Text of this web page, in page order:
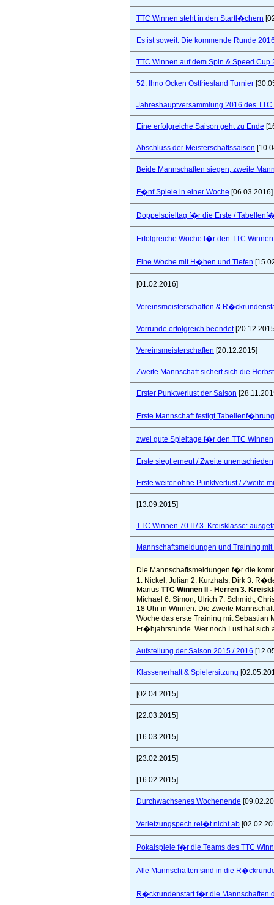
TTC Winnen steht in den Startl�chern
Es ist soweit. Die kommende Runde
TTC Winnen auf dem Spin & Speed Cup
52. Ihno Ocken Ostfriesland Turnier
Jahreshauptversammlung 2016 des TTC
Eine erfolgreiche Saison geht zu Ende
Abschluss der Meisterschaftssaison
Beide Mannschaften siegen; zweite
F�nf Spiele in einer Woche [06.03.2016]
Doppelspieltag f�r die Erste /
Erfolgreiche Woche f�r den TTC
Eine Woche mit H�hen und Tiefen
[01.02.2016]
Vereinsmeisterschaften &
Vorrunde erfolgreich beendet
Vereinsmeisterschaften [20.12.2015]
Zweite Mannschaft sichert sich die
Erster Punktverlust der Saison
Erste Mannschaft festigt
zwei gute Spieltage f�r den TTC Winnen
Erste siegt erneut / Zweite unentschieden
Erste weiter ohne Punktverlust / Zweite
[13.09.2015]
TTC Winnen 70 II / 3. Kreisklasse:
Mannschaftsmeldungen und Training
Die Mannschaftsmeldungen f�r die
1. Nickel, Julian 2. Kurzhals, Dirk 3.
Marius TTC Winnen II - Herren 3.
Michael 6. Simon, Ulrich 7. Schmidt,
18 Uhr in Winnen. Die Zweite
Woche das erste Training mit
Fr�hjahrsrunde. Wer noch Lust hat
Aufstellung der Saison 2015 / 2016
Klassenerhalt & Spielersitzung
[02.04.2015]
[22.03.2015]
[16.03.2015]
[23.02.2015]
[16.02.2015]
Durchwachsenes Wochenende
Verletzungspech rei�t nicht ab
Pokalspiele f�r die Teams des TTC
Alle Mannschaften sind in die
R�ckrundenstart f�r die Mannschaften